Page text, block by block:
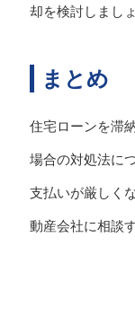
却を検討しましょ
まとめ
住宅ローンを滞
場合の対処法に
支払いが厳しく
動産会社に相談